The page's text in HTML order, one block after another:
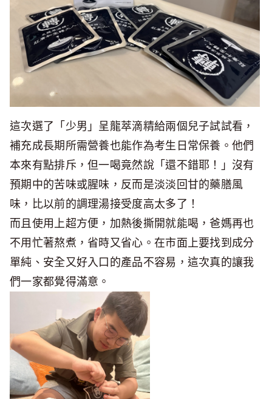
這次選了「少男」呈龍萃滴精給兩個兒子試試看，
補充成長期所需營養也能作為考生日常保養。他們
本來有點排斥，但一喝竟然說「還不錯耶！」沒有
預期中的苦味或腥味，反而是淡淡回甘的藥膳風
味，比以前的調理湯接受度高太多了！
而且使用上超方便，加熱後撕開就能喝，爸媽再也
不用忙著熬煮，省時又省心。在市面上要找到成分
單純、安全又好入口的產品不容易，這次真的讓我
們一家都覺得滿意。